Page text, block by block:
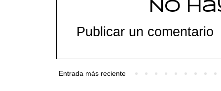
No
Publicar un comentario
Entrada más reciente